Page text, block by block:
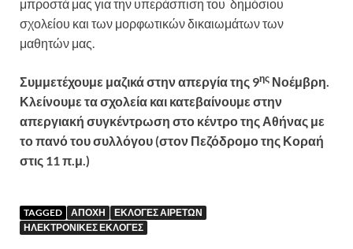
μπροστά μας για την υπεράσπιση του δημόσιου
σχολείου και των μορφωτικών δικαιωμάτων των
μαθητών μας.
Συμμετέχουμε μαζικά στην απεργία της 9ης Νοέμβρη.
Κλείνουμε τα σχολεία και κατεβαίνουμε στην
απεργιακή συγκέντρωση στο κέντρο της Αθήνας με
το πανό του συλλόγου (στον Πεζόδρομο της Κοραή
στις 11 π.μ.)
TAGGED ΑΠΟΧΗ
ΕΚΛΟΓΕΣ ΑΙΡΕΤΩΝ
ΗΛΕΚΤΡΟΝΙΚΕΣ ΕΚΛΟΓΕΣ